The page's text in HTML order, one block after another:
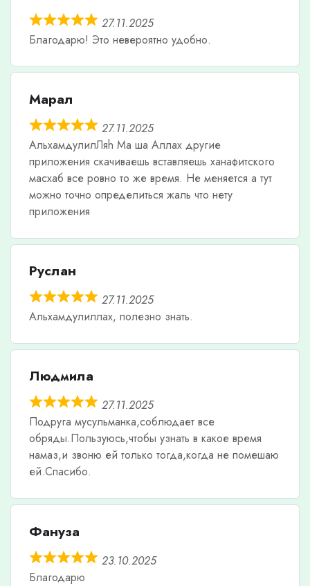
27.11.2025
Благодарю! Это невероятно удобно.
Марал
27.11.2025
АльхамдулилЛяh Ма ша Аллах другие
приложения скачиваешь вставляешь ханафитского
масхаб все ровно то же время. Не меняется а тут
можно точно определиться жаль что нету
приложения
Руслан
27.11.2025
Альхамдулиллах, полезно знать.
Людмила
27.11.2025
Подруга мусульманка,соблюдает все
обряды.Пользуюсь,чтобы узнать в какое время
намаз,и звоню ей только тогда,когда не помешаю
ей.Спасибо.
Фануза
23.10.2025
Благодарю